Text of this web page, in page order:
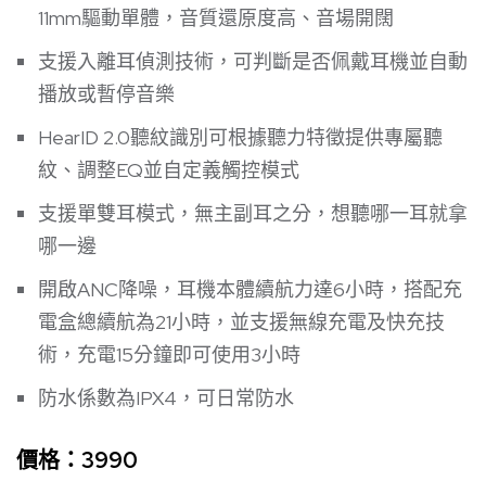
11mm驅動單體，音質還原度高、音場開闊
支援入離耳偵測技術，可判斷是否佩戴耳機並自動
播放或暫停音樂
HearID 2.0聽紋識別可根據聽力特徵提供專屬聽
紋、調整EQ並自定義觸控模式
支援單雙耳模式，無主副耳之分，想聽哪一耳就拿
哪一邊
開啟ANC降噪，耳機本體續航力達6小時，搭配充
電盒總續航為21小時，並支援無線充電及快充技
術，充電15分鐘即可使用3小時
防水係數為IPX4，可日常防水
價格： 3990